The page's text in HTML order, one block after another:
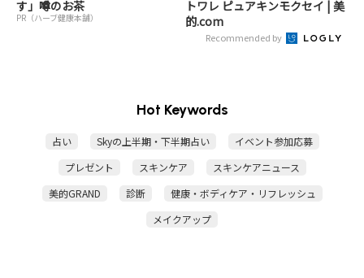
す」噂のお茶
PR（ハーブ健康本舗）
トワレ ピュアキンモクセイ | 美
的.com
Recommended by
Hot Keywords
占い Skyの上半期・下半期占い
イベント参加応募
プレゼント
スキンケア
スキンケアニュース
美的GRAND
診断
健康・ボディケア・リフレッシュ
メイクアップ